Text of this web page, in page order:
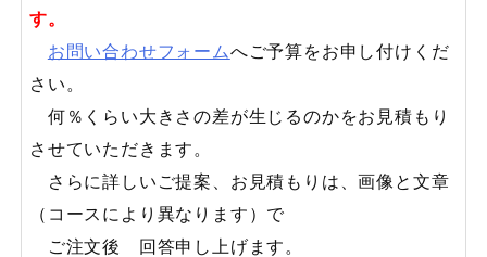
す。
お問い合わせフォームへご予算をお申し付けくだ
さい。
何％くらい大きさの差が生じるのかをお見積もり
させていただきます。
さらに詳しいご提案、お見積もりは、画像と文章
（コースにより異なります）で
ご注文後 回答申し上げます。